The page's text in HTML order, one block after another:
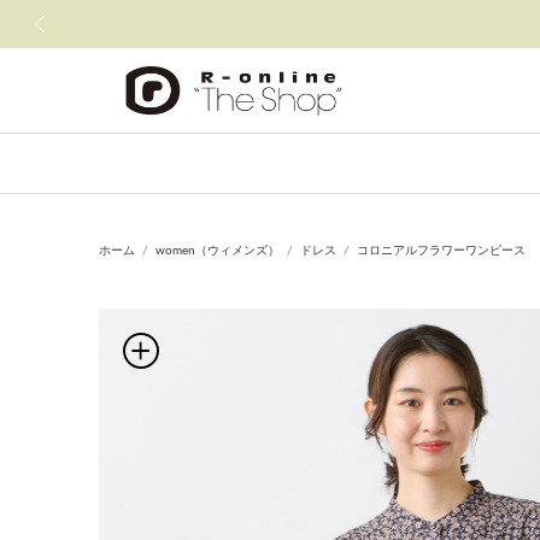
ホーム women（ウィメンズ） ドレス コロニアルフラワーワンピース